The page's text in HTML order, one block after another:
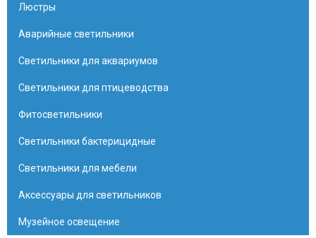
Люстры
Аварийные светильники
Светильники для аквариумов
Светильники для птицеводства
Фитосветильники
Светильники бактерицидные
Светильники для мебели
Аксессуары для светильников
Музейное освещение